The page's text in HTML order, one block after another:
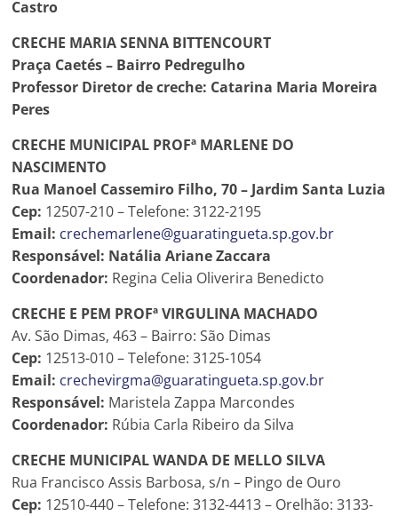
Castro
CRECHE MARIA SENNA BITTENCOURT
Praça Caetés – Bairro Pedregulho
Professor Diretor de creche: Catarina Maria Moreira
Peres
CRECHE MUNICIPAL PROFª MARLENE DO
NASCIMENTO
Rua Manoel Cassemiro Filho, 70 – Jardim Santa Luzia
Cep: 12507-210 – Telefone: 3122-2195
Email: crechemarlene@guaratingueta.sp.gov.br
Responsável: Natália Ariane Zaccara
Coordenador: Regina Celia Oliverira Benedicto
CRECHE E PEM PROFª VIRGULINA MACHADO
Av. São Dimas, 463 – Bairro: São Dimas
Cep: 12513-010 – Telefone: 3125-1054
Email: crechevirgma@guaratingueta.sp.gov.br
Responsável: Maristela Zappa Marcondes
Coordenador: Rúbia Carla Ribeiro da Silva
CRECHE MUNICIPAL WANDA DE MELLO SILVA
Rua Francisco Assis Barbosa, s/n – Pingo de Ouro
Cep: 12510-440 – Telefone: 3132-4413 – Orelhão: 3133-